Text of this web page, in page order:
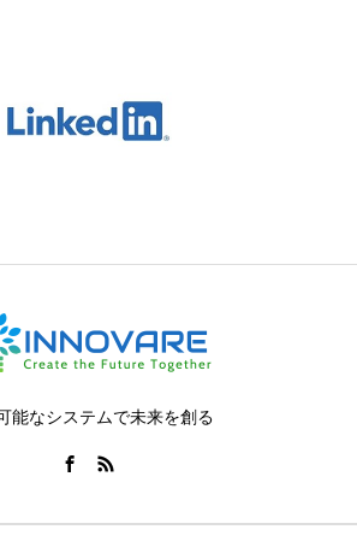
能なシステムで未来を創る